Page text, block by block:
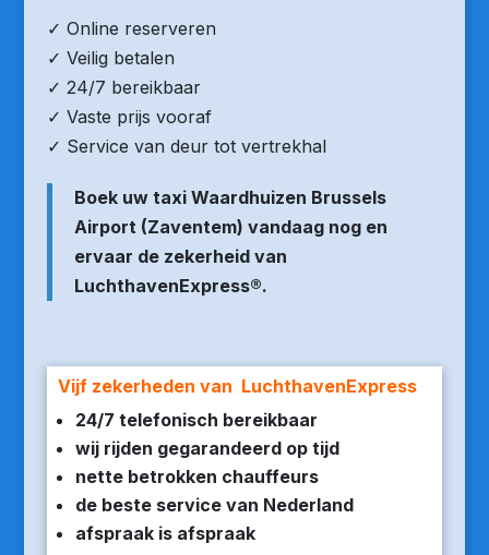
✓ Online reserveren
✓ Veilig betalen
✓ 24/7 bereikbaar
✓ Vaste prijs vooraf
✓ Service van deur tot vertrekhal
Boek uw taxi Waardhuizen Brussels
Airport (Zaventem) vandaag nog en
ervaar de zekerheid van
LuchthavenExpress®.
Vijf zekerheden van LuchthavenExpress
24/7 telefonisch bereikbaar
wij rijden gegarandeerd op tijd
nette betrokken chauffeurs
de beste service van Nederland
afspraak is afspraak